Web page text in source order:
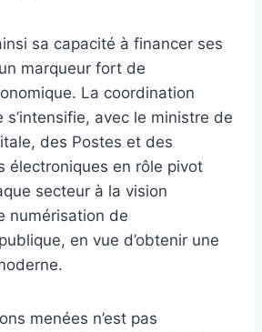
sa capacité à financer ses
marqueur fort de
La coordination
s’intensifie, avec le ministre de
des Postes et des
électroniques en rôle pivot
secteur à la vision
numérisation de
en vue d’obtenir une
menées n’est pas